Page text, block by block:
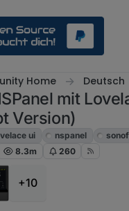
Home Deutsch
mit
Version)
ui nspanel
8.3m 260
+10